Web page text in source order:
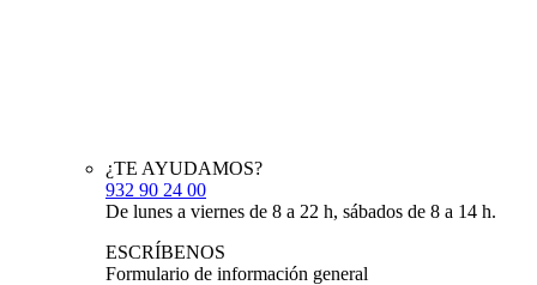
¿TE AYUDAMOS?
932 90 24 00
De lunes a viernes de 8 a 22 h, sábados de 8 a 14 h.
ESCRÍBENOS
Formulario de información general